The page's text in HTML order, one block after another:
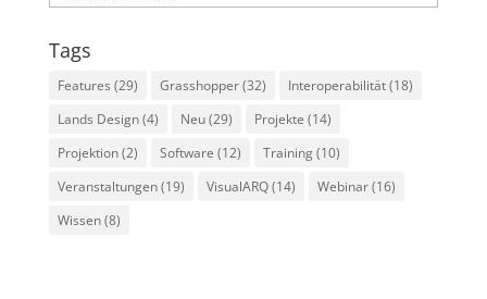
Tags
Features (29) Grasshopper(32) Interoperabilität(18)
Lands Design(4) Neu(29) Projekte (14)
Projektion(2) Software (12) Training(10)
Veranstaltungen(19) VisualARQ(14) Webinar(16)
Wissen(8)